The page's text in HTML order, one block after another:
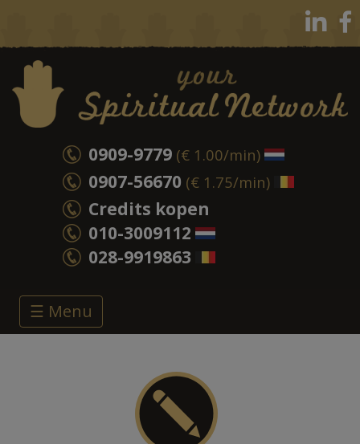
0909-9779 (€ 1.00/min)
0907-56670 (€ 1.75/min)
Credits kopen
010-3009112
028-9919863
☰